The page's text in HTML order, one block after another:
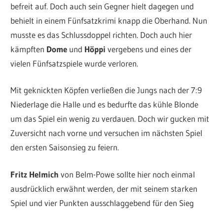
befreit auf. Doch auch sein Gegner hielt dagegen und
behielt in einem Fünfsatzkrimi knapp die Oberhand. Nun
musste es das Schlussdoppel richten. Doch auch hier
kämpften Dome und Höppi vergebens und eines der
vielen Fünfsatzspiele wurde verloren.
Mit geknickten Köpfen verließen die Jungs nach der 7:9
Niederlage die Halle und es bedurfte das kühle Blonde
um das Spiel ein wenig zu verdauen. Doch wir gucken mit
Zuversicht nach vorne und versuchen im nächsten Spiel
den ersten Saisonsieg zu feiern.
Fritz Helmich von Belm-Powe sollte hier noch einmal
ausdrücklich erwähnt werden, der mit seinem starken
Spiel und vier Punkten ausschlaggebend für den Sieg